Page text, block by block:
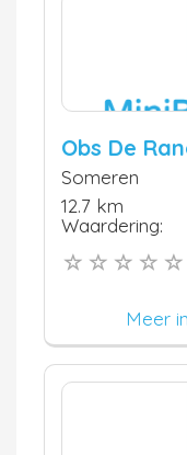
Obs De
Someren
12.7 km
Waardering:
Meer